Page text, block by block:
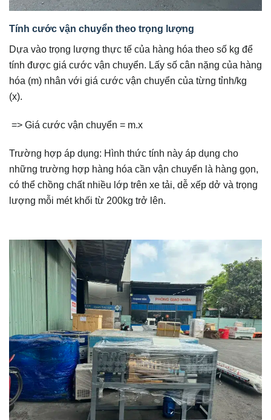
Tính cước vận chuyển theo trọng lượng
Dựa vào trọng lượng thực tế của hàng hóa theo số kg để
tính được giá cước vận chuyển. Lấy số cân nặng của hàng
hóa (m) nhân với giá cước vận chuyển của từng tỉnh/kg
(x).
=> Giá cước vận chuyển = m.x
Trường hợp áp dụng: Hình thức tính này áp dụng cho
những trường hợp hàng hóa cần vận chuyển là hàng gọn,
có thể chồng chất nhiều lớp trên xe tải, dễ xếp dở và trọng
lượng mỗi mét khối từ 200kg trở lên.